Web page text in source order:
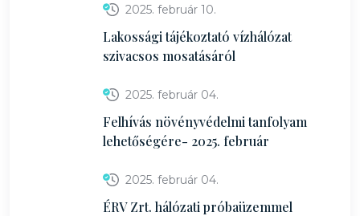
2025. február 10.
Lakossági tájékoztató vízhálózat
szivacsos mosatásáról
2025. február 04.
Felhívás növényvédelmi tanfolyam
lehetőségére- 2025. február
2025. február 04.
ÉRV Zrt. hálózati próbaüzemmel